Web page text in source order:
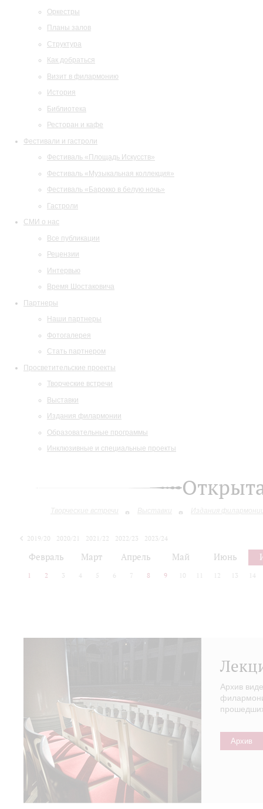
Оркестры
Планы залов
Структура
Как добраться
Визит в филармонию
История
Библиотека
Ресторан и кафе
Фестивали и гастроли
Фестиваль «Площадь Искусств»
Фестиваль «Музыкальная коллекция»
Фестиваль «Барокко в белую ночь»
Гастроли
СМИ о нас
Все публикации
Рецензии
Интервью
Время Шостаковича
Партнеры
Наши партнеры
Фотогалерея
Стать партнером
Просветительские проекты
Творческие встречи
Выставки
Издания филармонии
Образовательные программы
Инклюзивные и специальные проекты
Творческие встречи Выставки Издания
2019/20 2020/21 2021/22 2022/23
2023/24
Февраль Март Апрель Май Июнь
1 2 3 4 5 6 7 8 9 10 12 13 14
Архив
Архив